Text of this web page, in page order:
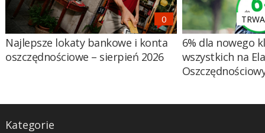
Najlepsze lokaty bankowe i konta
oszczędnościowe – sierpień 2026
6% dla nowego
wszystkich na
Kategorie